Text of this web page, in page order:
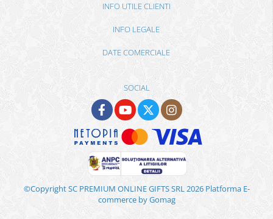
INFO UTILE CLIENTI
INFO LEGALE
DATE COMERCIALE
SOCIAL
©Copyright SC PREMIUM ONLINE GIFTS SRL 2026 Platforma E-
commerce by Gomag